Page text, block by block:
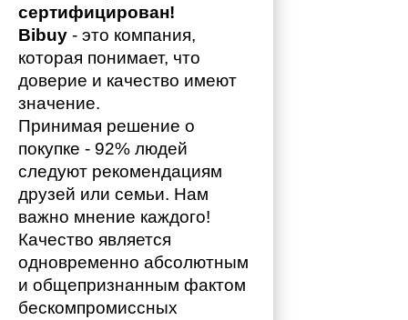
сертифицирован!
Bibuy - это компания,
которая понимает, что
доверие и качество имеют
значение.
Принимая решение о
покупке - 92% людей
следуют рекомендациям
друзей или семьи. Нам
важно мнение каждого!
Качество является
одновременно абсолютным
и общепризнанным фактом
бескомпромиссных